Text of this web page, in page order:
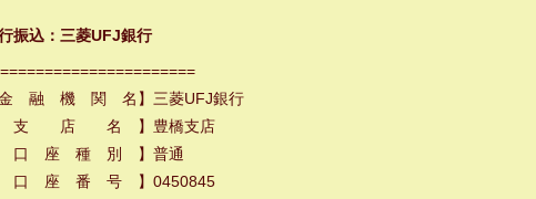
振込：三菱UFJ銀行
金 融 機 関 名】三菱UFJ銀行
支 店 名 】豊橋支店
口 座 種 別 】普通
口 座 番 号 】0450845